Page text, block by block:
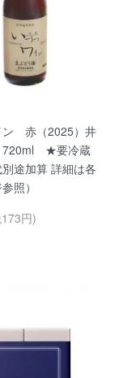
ン 赤（2025）井
★要冷蔵
別途加算 詳細は各
照）
円)